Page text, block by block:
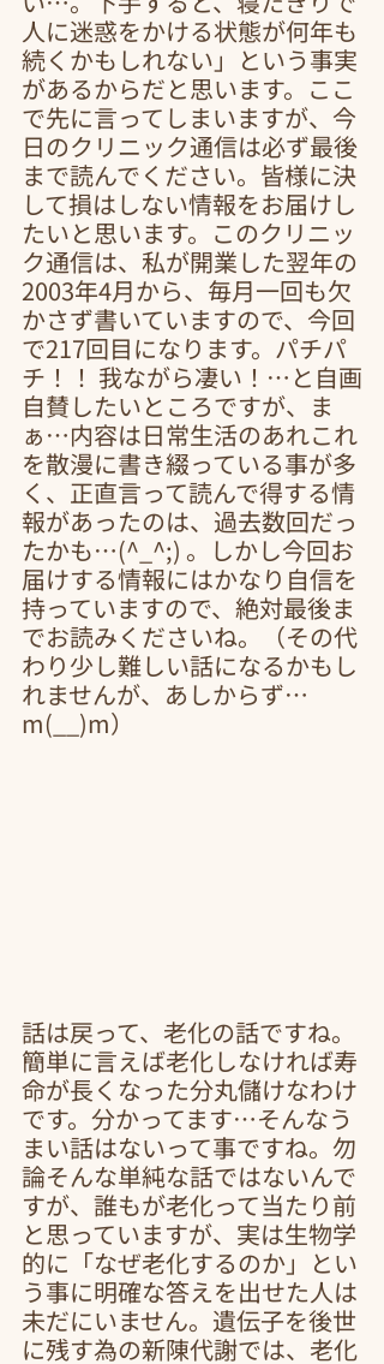
人に迷惑をかける状態が何年も
続くかもしれない」という事実
があるからだと思います。ここ
で先に言ってしまいますが、今
日のクリニック通信は必ず最後
まで読んでください。皆様に決
して損はしない情報をお届けし
たいと思います。このクリニッ
ク通信は、私が開業した翌年の
2003年4月から、毎月一回も欠
かさず書いていますので、今回
で217回目になります。パチパ
チ！！ 我ながら凄い！…と自画
自賛したいところですが、ま
ぁ…内容は日常生活のあれこれ
を散漫に書き綴っている事が多
く、正直言って読んで得する情
報があったのは、過去数回だっ
たかも…(^_^;) 。しかし今回お
届けする情報にはかなり自信を
持っていますので、絶対最後ま
でお読みくださいね。（その代
わり少し難しい話になるかもし
れませんが、あしからず…
m(__)m）
話は戻って、老化の話ですね。
簡単に言えば老化しなければ寿
命が長くなった分丸儲けなわけ
です。分かってます…そんなう
まい話はないって事ですね。勿
論そんな単純な話ではないんで
すが、誰もが老化って当たり前
と思っていますが、実は生物学
的に「なぜ老化するのか」とい
う事に明確な答えを出せた人は
未だにいません。遺伝子を後世
に残す為の新陳代謝では、老化